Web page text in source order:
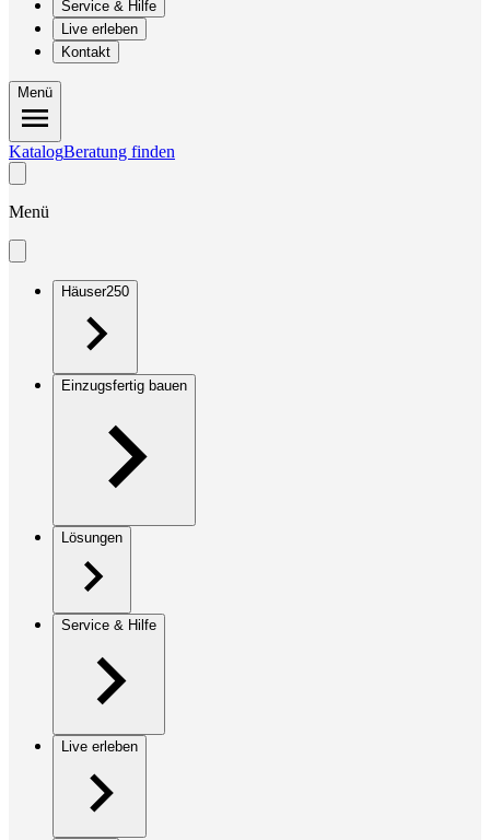
Service & Hilfe
Live erleben
Kontakt
Menü
KatalogBeratung finden
Menü
Häuser250
Einzugsfertig bauen
Lösungen
Service & Hilfe
Live erleben